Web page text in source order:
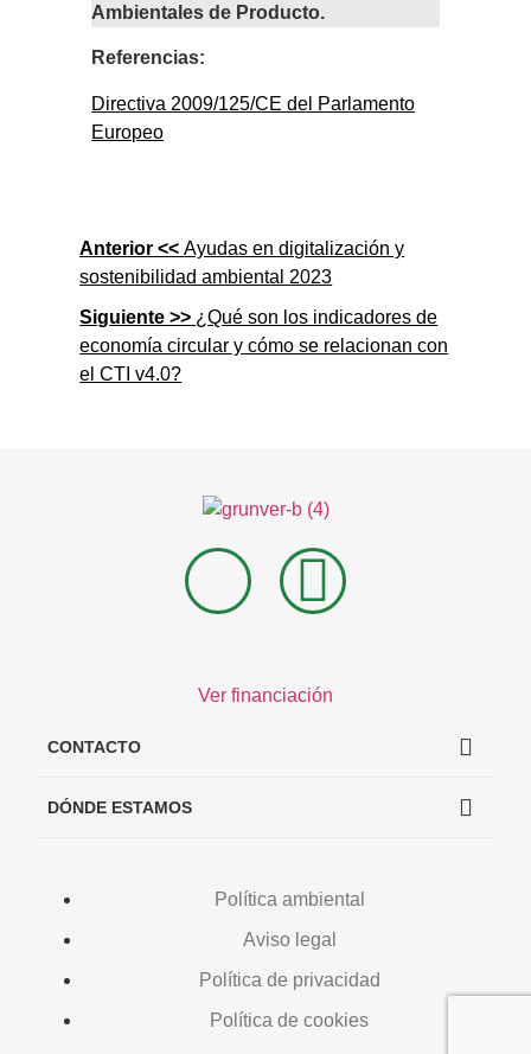
Ambientales de Producto.
Referencias:
Directiva 2009/125/CE del Parlamento
Europeo
Anterior <<Ayudas en digitalización y
sostenibilidad ambiental 2023
Siguiente >> ¿Qué son los indicadores de
economía circular y cómo se relacionan con
el CTI v4.0?
Ver financiación
CONTACTO
DÓNDE ESTAMOS
Política ambiental
Aviso legal
Política de privacidad
Política de cookies